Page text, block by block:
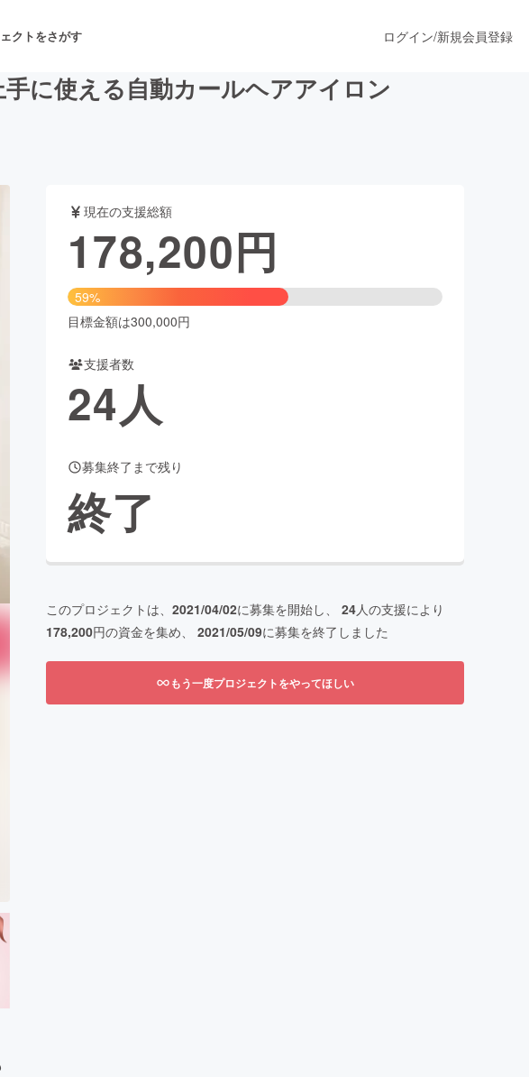
クトをさがす
・パフォーマンス
ファッション
ーティー・ヘルスケア
ログイン/新規会員登録
に使える自動カールヘアアイロン
現在の支援総額
178,200円
59%
目標金額は300,000円
支援者数
24人
募集終了まで残り
終了
このプロジェクトは、 2021/04/02に募集を開始し、 24人の支援により
178,200円の資金を集め、 2021/05/09に募集を終了しました
もう一度プロジェクトをやってほしい